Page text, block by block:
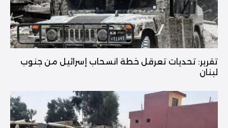
تقرير: تحديات تعرقل خطة انسحاب إسرائيل من جنوب
لبنان